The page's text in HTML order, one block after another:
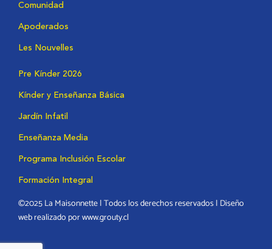
Comunidad
Apoderados
Les Nouvelles
Pre Kínder 2026
Kínder y Enseñanza Básica
Jardín Infatil
Enseñanza Media
Programa Inclusión Escolar
Formación Integral
©2025 La Maisonnette | Todos los derechos reservados | Diseño
web realizado por www.grouty.cl